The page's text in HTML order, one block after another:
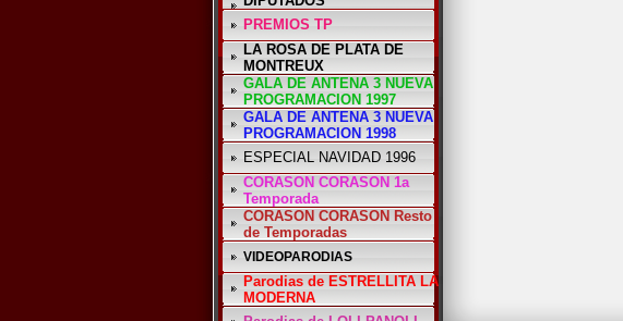
PREMIOS TP
LA ROSA DE PLATA DE
MONTREUX
GALA DE ANTENA 3 NUEVA
PROGRAMACION 1997
GALA DE ANTENA 3 NUEVA
PROGRAMACION 1998
ESPECIAL NAVIDAD 1996
CORASON CORASON 1a
Temporada
CORASON CORASON Resto
de Temporadas
VIDEOPARODIAS
Parodias de ESTRELLITA LA
MODERNA